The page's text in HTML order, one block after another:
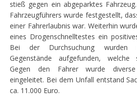
stieß gegen ein abgeparktes
Fahrzeugführers wurde festgestellt,
einer Fahrerlaubnis war. Weiterhin
eines Drogenschnelltestes ein
Bei der Durchsuchung wurden
Gegenstände aufgefunden, welche
Gegen den Fahrer wurde diverse
eingeleitet. Bei dem Unfall entstand
ca. 11.000 Euro.